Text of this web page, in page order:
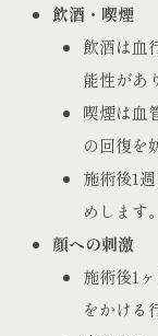
飲酒・喫煙
飲酒は血
能性があ
喫煙は血
の回復を
施術後1
めします。
顔への刺激
施術後1
をかける